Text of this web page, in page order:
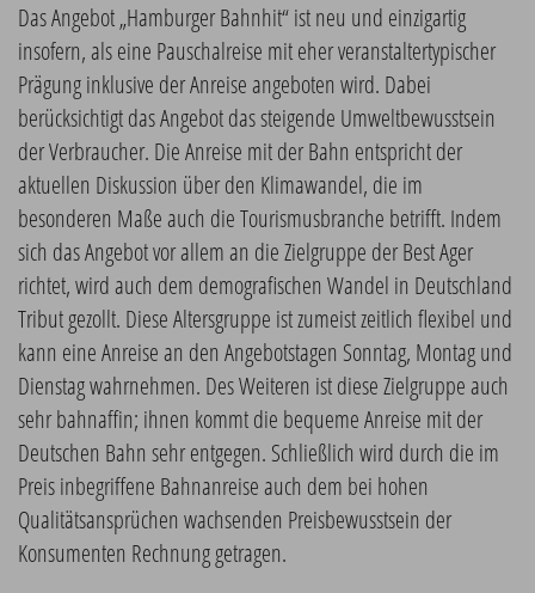
Das Angebot „Hamburger Bahnhit“ ist neu und einzigartig
insofern, als eine Pauschalreise mit eher veranstaltertypischer
Prägung inklusive der Anreise angeboten wird. Dabei
berücksichtigt das Angebot das steigende Umweltbewusstsein
der Verbraucher. Die Anreise mit der Bahn entspricht der
aktuellen Diskussion über den Klimawandel, die im
besonderen Maße auch die Tourismusbranche betrifft. Indem
sich das Angebot vor allem an die Zielgruppe der Best Ager
richtet, wird auch dem demografischen Wandel in Deutschland
Tribut gezollt. Diese Altersgruppe ist zumeist zeitlich flexibel und
kann eine Anreise an den Angebotstagen Sonntag, Montag und
Dienstag wahrnehmen. Des Weiteren ist diese Zielgruppe auch
sehr bahnaffin; ihnen kommt die bequeme Anreise mit der
Deutschen Bahn sehr entgegen. Schließlich wird durch die im
Preis inbegriffene Bahnanreise auch dem bei hohen
Qualitätsansprüchen wachsenden Preisbewusstsein der
Konsumenten Rechnung getragen.